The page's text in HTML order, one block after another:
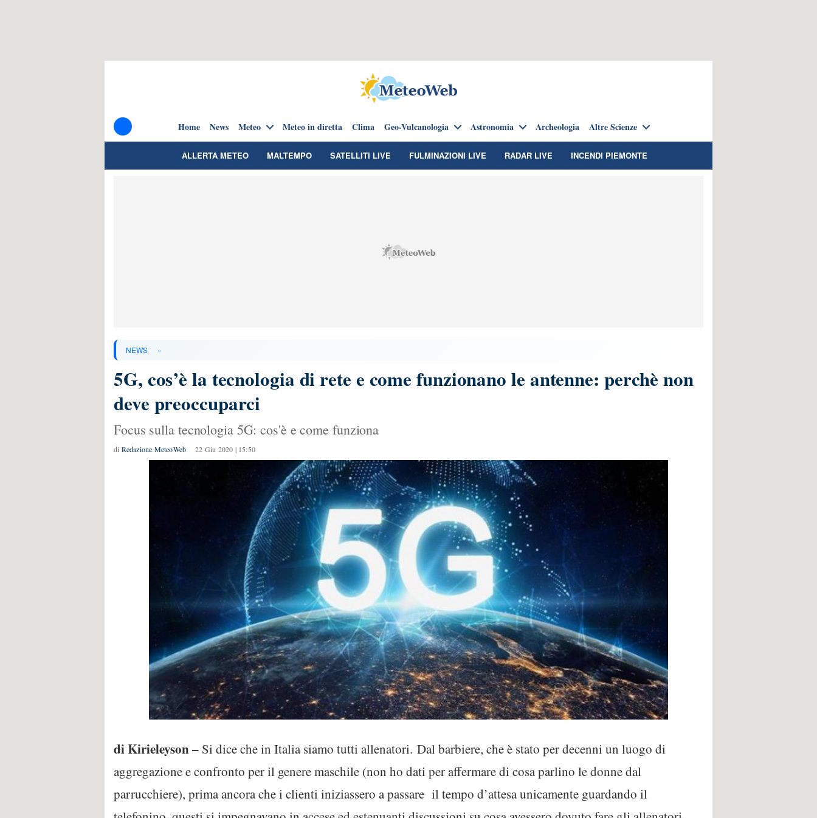
Home News Meteo Meteo in diretta Clima Geo-Vulcanologia Astronomia Archeologia Altre Scienze
ALLERTA METEO MALTEMPO SATELLITI LIVE FULMINAZIONI LIVE RADAR LIVE INCENDI PIEMONTE
NEWS »
5G, cos’è la tecnologia di rete e come funzionano le antenne: perchè non
deve preoccuparci
Focus sulla tecnologia 5G: cos'è e come funziona
di Redazione MeteoWeb 22 Giu 2020 | 15:50
di Kirieleyson – Si dice che in Italia siamo tutti allenatori. Dal barbiere, che è stato per decenni un luogo di
aggregazione e confronto per il genere maschile (non ho dati per affermare di cosa parlino le donne dal
parrucchiere), prima ancora che i clienti iniziassero a passare il tempo d’attesa unicamente guardando il